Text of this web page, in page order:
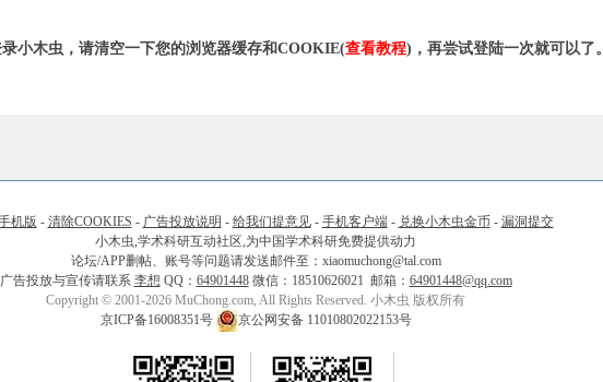
小木虫，请清空一下您的浏览器缓存和COOKIE(查看教程)，再尝试登陆一次就可以了。
机版 - 清除COOKIES - 广告投放说明 - 给我们提意见- 手机客户端- 兑换小木虫金币 - 漏洞提交
小木虫,学术科研互动社区,为中国学术科研免费提供动力
论坛/APP删帖、账号等问题请发送邮件至：xiaomuchong@tal.com
广告投放与宣传请联系 李想 QQ： 64901448微信：18510626021 邮箱： 64901448@qq.com
Copyright © 2001-2026 MuChong.com, All Rights Reserved. 小木虫 版权所有
京ICP备16008351号
京公网安备 11010802022153号